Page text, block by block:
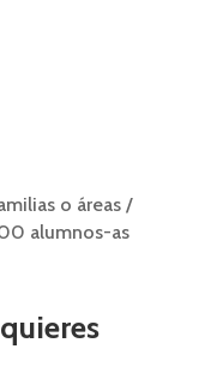
o áreas /
alumnos-as